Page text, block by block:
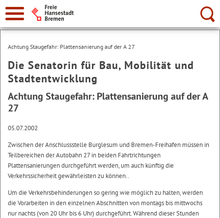
Suche:
Achtung Staugefahr: Plattensanierung auf der A 27
Die Senatorin für Bau, Mobilität und
Stadtentwicklung
Achtung Staugefahr: Plattensanierung auf der A
27
05.07.2002
Zwischen der Anschlussstelle Burglesum und Bremen-Freihafen müssen in
Teilbereichen der Autobahn 27 in beiden Fahrtrichtungen
Plattensanierungen durchgeführt werden, um auch künftig die
Verkehrssicherheit gewährleisten zu können..
Um die Verkehrsbehinderungen so gering wie möglich zu halten, werden
die Vorarbeiten in den einzelnen Abschnitten von montags bis mittwochs
nur nachts (von 20 Uhr bis 6 Uhr) durchgeführt. Während dieser Stunden